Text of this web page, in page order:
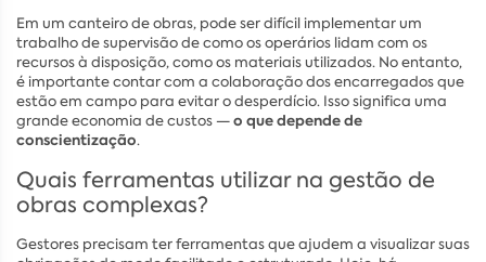
Em um canteiro de obras, pode ser difícil implementar um
trabalho de supervisão de como os operários lidam com os
recursos à disposição, como os materiais utilizados. No entanto,
é importante contar com a colaboração dos encarregados que
estão em campo para evitar o desperdício. Isso significa uma
grande economia de custos —o que depende de
conscientização.
Quais ferramentas utilizar na gestão de
obras complexas?
Gestores precisam ter ferramentas que ajudem a visualizar suas